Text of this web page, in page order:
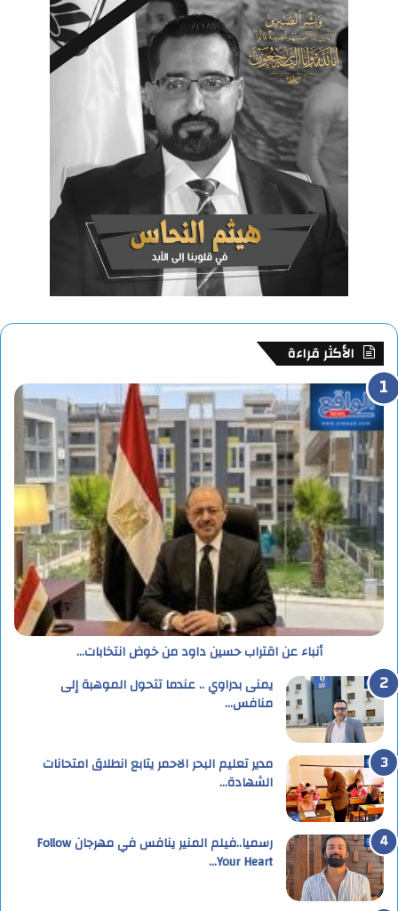
الأكثر قراءة
أنباء عن اقتراب حسين داود من خوض انتخابات…
يمنى بدراوي .. عندما تتحول الموهبة إلى
منافس…
مدير تعليم البحر الاحمر يتابع انطلاق امتحانات
الشهادة…
رسميا..فيلم المنير ينافس في مهرجان Follow
Your Heart…